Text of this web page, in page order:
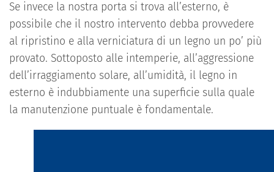
Se invece la nostra porta si trova all’esterno, è
possibile che il nostro intervento debba provvedere
al ripristino e alla verniciatura di un legno un po’ più
provato. Sottoposto alle intemperie, all’aggressione
dell’irraggiamento solare, all’umidità, il legno in
esterno è indubbiamente una superficie sulla quale
la manutenzione puntuale è fondamentale.